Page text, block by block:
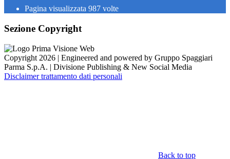
Pagina visualizzata 987 volte
Sezione Copyright
Copyright 2026 | Engineered and powered by Gruppo Spaggiari
Parma S.p.A. | Divisione Publishing & New Social Media
Disclaimer trattamento dati personali
Back to top